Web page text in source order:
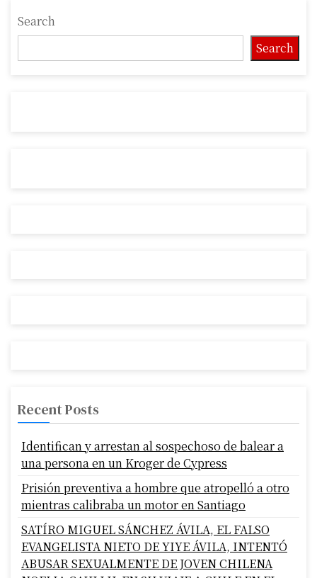
Search
Search
Recent Posts
Identifican y arrestan al sospechoso de balear a
una persona en un Kroger de Cypress
Prisión preventiva a hombre que atropelló a otro
mientras calibraba un motor en Santiago
SATÍRO MIGUEL SÁNCHEZ ÁVILA, EL FALSO
EVANGELISTA NIETO DE YIYE ÁVILA, INTENTÓ
ABUSAR SEXUALMENTE DE JOVEN CHILENA